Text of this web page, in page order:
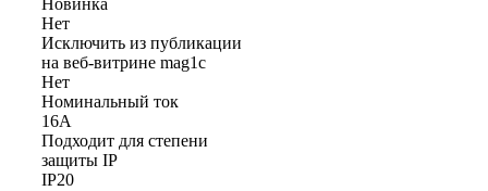
Нет
Исключить из публикации
на веб-витрине mag1c
Нет
Номинальный ток
16А
Подходит для степени
защиты IP
IP20